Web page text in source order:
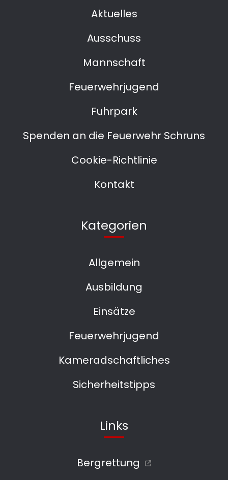
Aktuelles
Ausschuss
Mannschaft
Feuerwehrjugend
Fuhrpark
Spenden an die Feuerwehr Schruns
Cookie-Richtlinie
Kontakt
Kategorien
Allgemein
Ausbildung
Einsätze
Feuerwehrjugend
Kameradschaftliches
Sicherheitstipps
Links
Bergrettung